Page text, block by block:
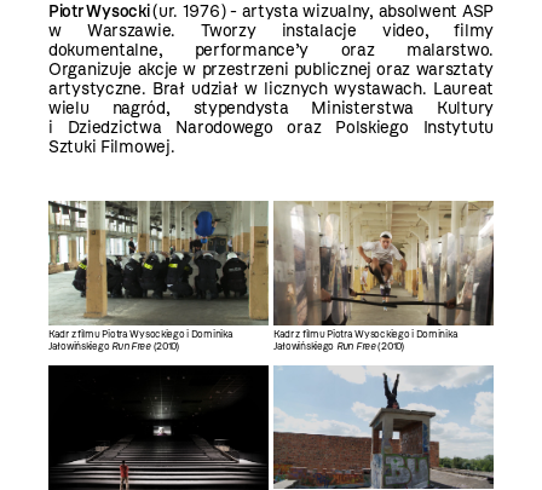
Piotr Wysocki(ur. 1976) - artysta wizualny, absolwent ASP
w Warszawie. Tworzy instalacje video, filmy
dokumentalne, performance’y oraz malarstwo.
Organizuje akcje w przestrzeni publicznej oraz warsztaty
artystyczne. Brał udział w licznych wystawach. Laureat
wielu nagród, stypendysta Ministerstwa Kultury
i Dziedzictwa Narodowego oraz Polskiego Instytutu
Sztuki Filmowej.
Kadr z filmu Piotra Wysockiego i Dominika
Jałowińskiego Run Free(2010)
Kadr z filmu Piotra Wysockiego i Dominika
Jałowińskiego Run Free(2010)